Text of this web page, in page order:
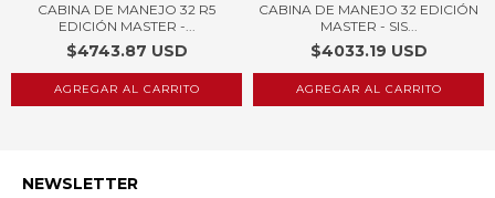
CABINA DE MANEJO 32 R5
EDICIÓN MASTER -...
$4743.87 USD
CABINA DE MANEJO 32 EDICIÓN
MASTER - SIS...
$4033.19 USD
NEWSLETTER